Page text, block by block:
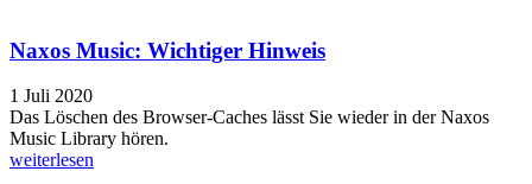
Naxos Music: Wichtiger Hinweis
1 Juli 2020
Das Löschen des Browser-Caches lässt Sie wieder in der Naxos
Music Library hören.
weiterlesen